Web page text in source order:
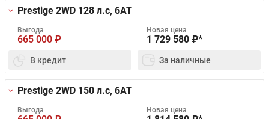
Prestige 2WD 128 л.с, 6AT
Выгода
665 000 ₽
Новая цена
1 729 580 ₽*
В кредит За наличные
Prestige 2WD 150 л.с, 6AT
Выгода Новая цена